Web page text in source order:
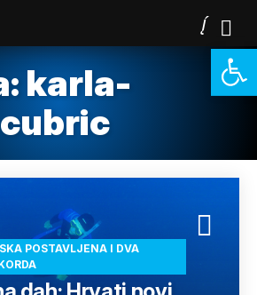
karla-
POSTAVLJENA I DVA